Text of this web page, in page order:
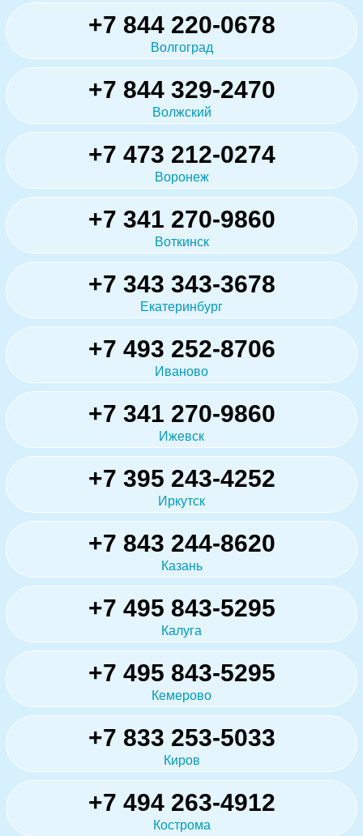
+7 844 220-0678
Волгоград
+7 844 329-2470
Волжский
+7 473 212-0274
Воронеж
+7 341 270-9860
Воткинск
+7 343 343-3678
Екатеринбург
+7 493 252-8706
Иваново
+7 341 270-9860
Ижевск
+7 395 243-4252
Иркутск
+7 843 244-8620
Казань
+7 495 843-5295
Калуга
+7 495 843-5295
Кемерово
+7 833 253-5033
Киров
+7 494 263-4912
Кострома